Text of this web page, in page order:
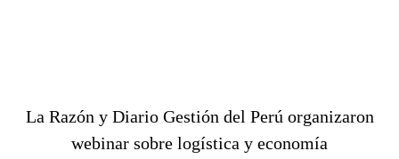
La Razón y Diario Gestión del Perú organizaron
webinar sobre logística y economía